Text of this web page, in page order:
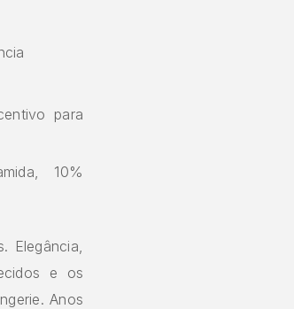
para
10%
Elegância,
e os
Anos